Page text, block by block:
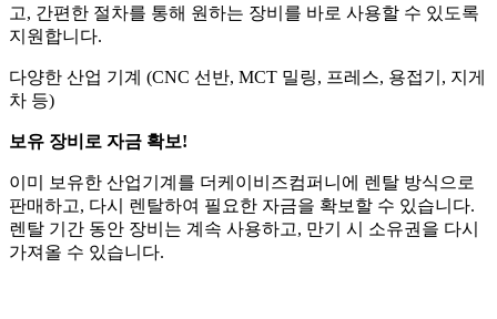
고, 간편한 절차를 통해 원하는 장비를 바로 사용할 수 있도록
지원합니다.
다양한 산업 기계 (CNC 선반, MCT 밀링, 프레스, 용접기, 지게
차 등)
보유 장비로 자금 확보!
이미 보유한 산업기계를 더케이비즈컴퍼니에 렌탈 방식으로
판매하고, 다시 렌탈하여 필요한 자금을 확보할 수 있습니다.
렌탈 기간 동안 장비는 계속 사용하고, 만기 시 소유권을 다시
가져올 수 있습니다.